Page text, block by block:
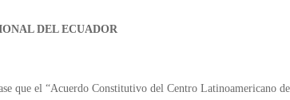
DEL ECUADOR
que el “Acuerdo Constitutivo del Centro Latinoamericano